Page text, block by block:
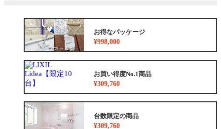
お得なパッケージ
¥998,000
お買い得度No.1商品
¥309,760
台数限定の商品
¥309,760